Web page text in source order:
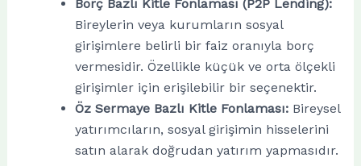
Borç Bazlı Kitle Fonlaması (P2P Lending):
Bireylerin veya kurumların sosyal
girişimlere belirli bir faiz oranıyla borç
vermesidir. Özellikle küçük ve orta ölçekli
girişimler için erişilebilir bir seçenektir.
Öz Sermaye Bazlı Kitle Fonlaması:Bireysel
yatırımcıların, sosyal girişimin hisselerini
satın alarak doğrudan yatırım yapmasıdır.